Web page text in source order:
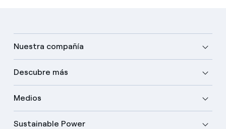
Nuestra compañía
Descubre más
Medios
Sustainable Power